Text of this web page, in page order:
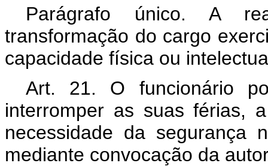
Parágrafo único. A
transformação do cargo
capacidade física ou
Art. 21. O funcionário
interromper as suas férias,
necessidade da segurança
mediante convocação da